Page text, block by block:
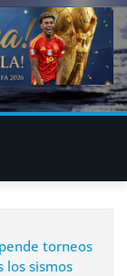
torneos
los sismos